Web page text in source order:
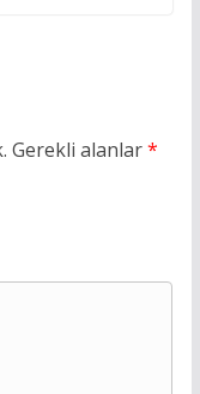
Gerekli alanlar*